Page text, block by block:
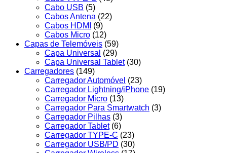
Cabo USB (5)
Cabos Antena (22)
Cabos HDMI
(9)
Cabos Micro (12)
Capas de Telemóveis (59)
Capa Universal (29)
Capa Universal Tablet (30)
Carregadores (149)
Carregador Automóvel (23)
Carregador Lightning/iPhone (19)
Carregador Micro (13)
Carregador Para Smartwatch (3)
Carregador Pilhas (3)
Carregador Tablet (6)
Carregador TYPE-C (23)
Carregador USB/PD (30)